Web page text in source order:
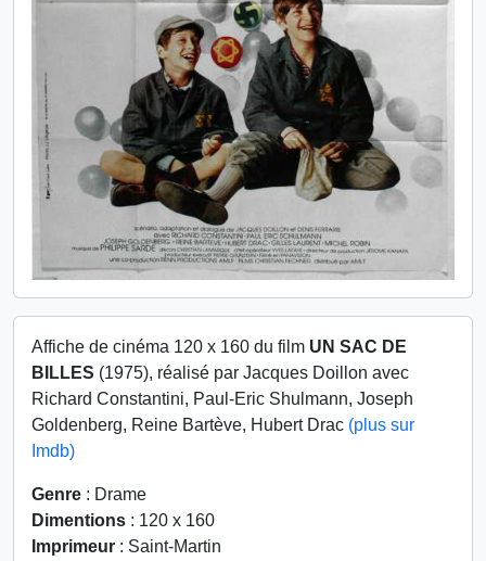
Affiche de cinéma 120 x 160 du film UN SAC DE
BILLES (1975), réalisé par Jacques Doillon avec
Richard Constantini, Paul-Eric Shulmann, Joseph
Goldenberg, Reine Bartève, Hubert Drac (plus sur
Imdb)
Genre : Drame
Dimentions : 120 x 160
Imprimeur : Saint-Martin